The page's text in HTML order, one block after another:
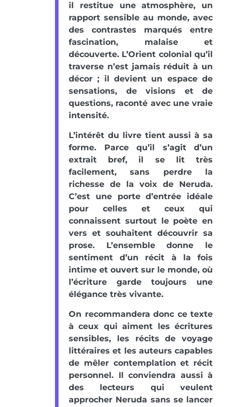
il restitue une atmosphère, un
rapport sensible au monde, avec
des contrastes marqués entre
fascination, malaise et
découverte. L’Orient colonial qu’il
traverse n’est jamais réduit à un
décor ; il devient un espace de
sensations, de visions et de
questions, raconté avec une vraie
intensité.
L’intérêt du livre tient aussi à sa
forme. Parce qu’il s’agit d’un
extrait bref, il se lit très
facilement, sans perdre la
richesse de la voix de Neruda.
C’est une porte d’entrée idéale
pour celles et ceux qui
connaissent surtout le poète en
vers et souhaitent découvrir sa
prose. L’ensemble donne le
sentiment d’un récit à la fois
intime et ouvert sur le monde, où
l’écriture garde toujours une
élégance très vivante.
On recommandera donc ce texte
à ceux qui aiment les écritures
sensibles, les récits de voyage
littéraires et les auteurs capables
de mêler contemplation et récit
personnel. Il conviendra aussi à
des lecteurs qui veulent
approcher Neruda sans se lancer